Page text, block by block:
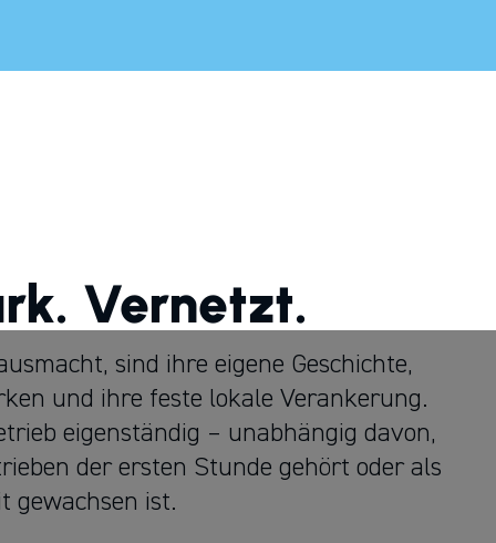
Vernetzt.
sind ihre eigene Geschichte,
und ihre feste lokale Verankerung.
eigenständig – unabhängig davon,
der ersten Stunde gehört oder als
gewachsen ist.